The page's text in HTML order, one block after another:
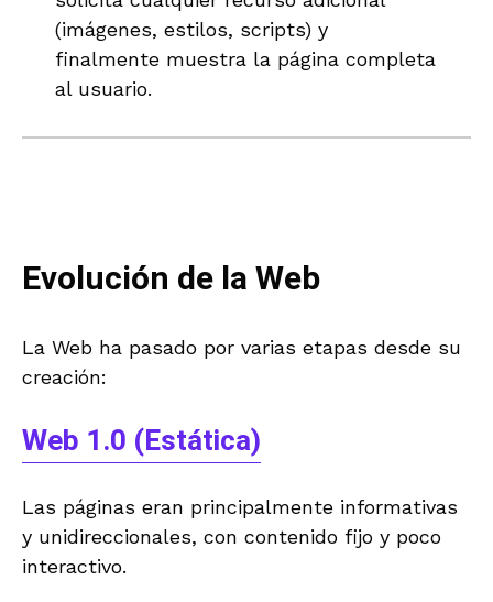
(imágenes, estilos, scripts) y
finalmente muestra la página completa
al usuario.
Evolución de la Web
La Web ha pasado por varias etapas desde su
creación:
Web 1.0 (Estática)
Las páginas eran principalmente informativas
y unidireccionales, con contenido fijo y poco
interactivo.